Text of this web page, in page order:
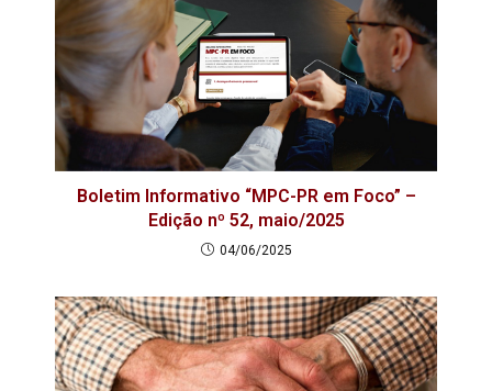
Boletim Informativo “MPC-PR em Foco” –
Edição nº 52, maio/2025
04/06/2025